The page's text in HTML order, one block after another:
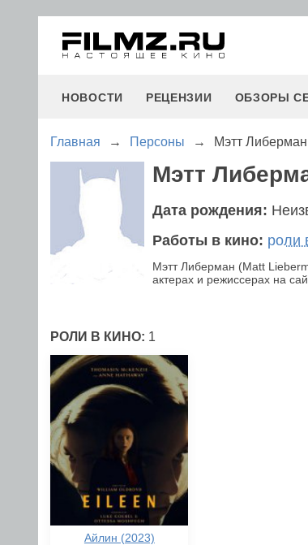
НОВОСТИ РЕЦЕНЗИИ ОБЗОРЫ
Главная → Персоны → Мэтт
Мэтт
Дата рождения:
Работы в кино: роли
Мэтт Либерман (Matt
актерах и режиссерах на
РОЛИ В КИНО: 1
Айлин (2023)